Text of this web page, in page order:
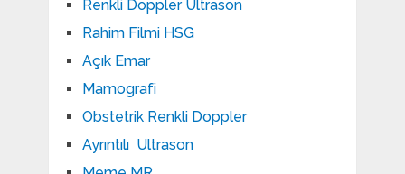
Renkli Doppler Ultrason
Rahim Filmi HSG
Açık Emar
Mamografi
Obstetrik Renkli Doppler
Ayrıntılı Ultrason